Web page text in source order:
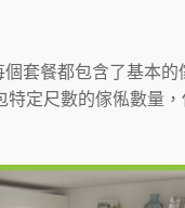
套餐都包含了基本的
定尺數的傢俬數量，